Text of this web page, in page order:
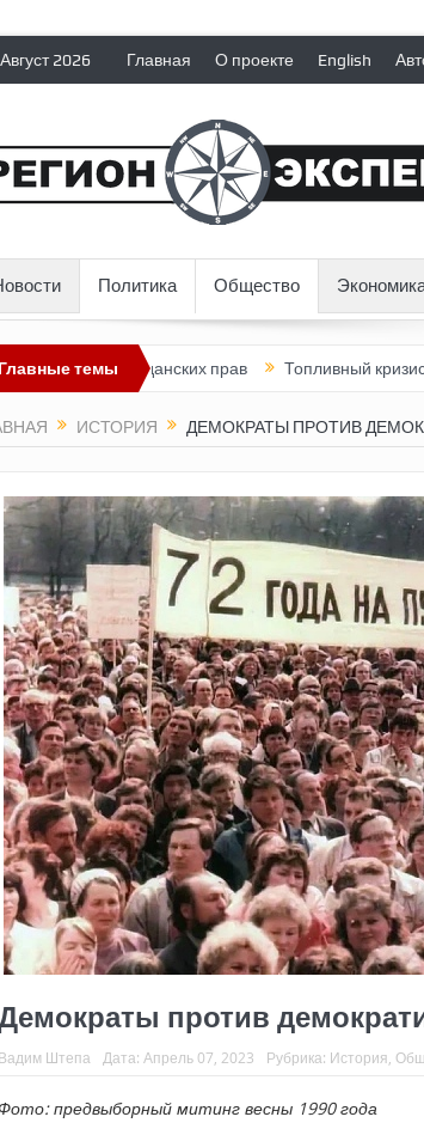
2026 Главная О проекте English
Политика Общество
Главные темы
гражданских прав Топливный кризис в России
ИСТОРИЯ ДЕМОКРАТЫ ПРОТИВ
против
Вадим Штепа Дата: Апрель 07, 2023 Рубрика: История
предвыборный митинг весны 1990 года